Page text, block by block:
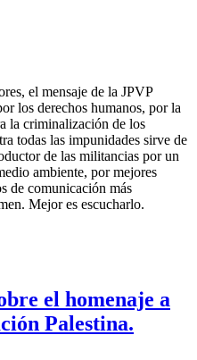
el mensaje de la JPVP
los derechos humanos, por la
la criminalización de los
todas las impunidades sirve de
de las militancias por un
ambiente, por mejores
de comunicación más
Mejor es escucharlo.
el homenaje a
Palestina.